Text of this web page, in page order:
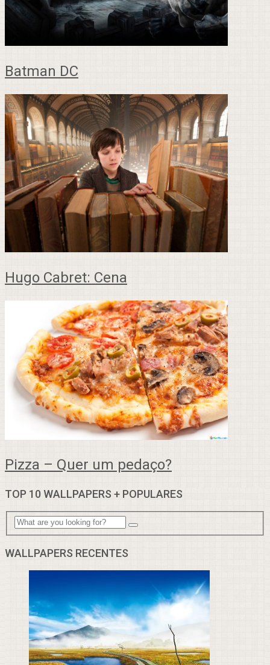
Batman DC
Hugo Cabret: Cena
Pizza – Quer um pedaço?
TOP 10 WALLPAPERS + POPULARES
WALLPAPERS RECENTES